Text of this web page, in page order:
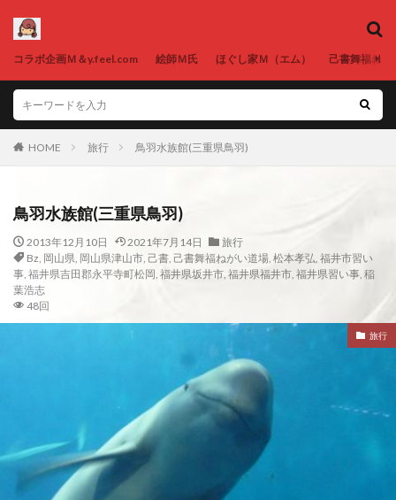
コラボ企画Ｍ＆y.feel.com 絵師Ｍ氏 ほぐし家Ｍ（エム） 己書舞福ねが
HOME 旅行 鳥羽水族館(三重県鳥羽)
鳥羽水族館(三重県鳥羽)
2013年12月10日 2021年7月14日
旅行
Bz, 岡山県, 岡山県津山市, 己書, 己書舞福ねがい道場, 松本孝弘, 福井市習い
事, 福井県吉田郡永平寺町松岡, 福井県坂井市, 福井県福井市, 福井県習い事, 稲
葉浩志
48回
旅行